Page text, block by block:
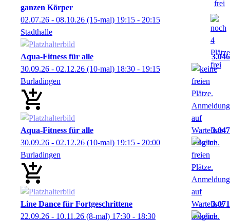
Aqua-Fitness für alle
3.046
30.09.26 - 02.12.26 (10-mal) 18:30 - 19:15
Burladingen
Aqua-Fitness für alle
3.047
30.09.26 - 02.12.26 (10-mal) 19:15 - 20:00
Burladingen
ganzen Körper
02.07.26 - 08.10.26 (15-mal) 19:15 - 20:15
Stadthalle
Line Dance für Fortgeschrittene
3.071
22.09.26 - 10.11.26 (8-mal) 17:30 - 18:30